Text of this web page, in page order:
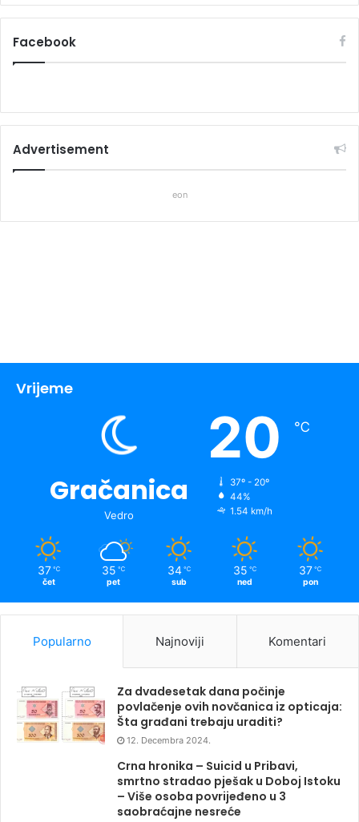
Facebook
Advertisement
eon
Vrijeme
Gračanica
Vedro
20 ℃
37º - 20º
44%
1.54 km/h
37 ℃
čet
35 ℃
pet
34 ℃
sub
35 ℃
ned
37 ℃
pon
Popularno Najnoviji Komentari
Za dvadesetak dana počinje
povlačenje ovih novčanica iz opticaja:
Šta građani trebaju uraditi?
12. Decembra 2024.
Crna hronika – Suicid u Pribavi,
smrtno stradao pješak u Doboj Istoku
– Više osoba povrijeđeno u 3
saobraćajne nesreće